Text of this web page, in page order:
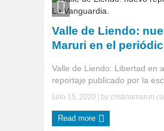
Valle de Liendo:
Maruri en el
Valle de Liendo: Libertad en
reportaje publicado por la
julio 15, 2020 | by
Read more